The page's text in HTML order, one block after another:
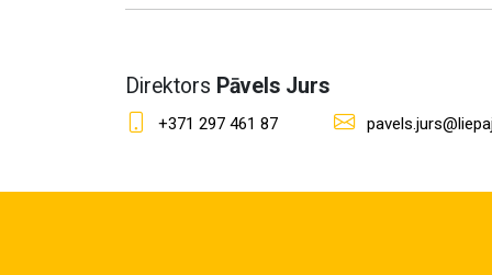
Direktors Pāvels Jurs
+371 297 461 87